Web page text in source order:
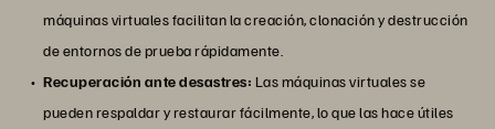
máquinas virtuales facilitan la creación, clonación y destrucción
de entornos de prueba rápidamente.
Recuperación ante desastres: Las máquinas virtuales se
pueden respaldar y restaurar fácilmente, lo que las hace útiles